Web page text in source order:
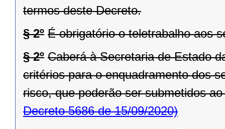
termos deste Decreto.
§ 2º É obrigatório o teletrabalho aos
§ 2º Caberá à Secretaria de Estado
critérios para o enquadramento dos
risco, que poderão ser submetidos
Decreto 5686 de 15/09/2020)